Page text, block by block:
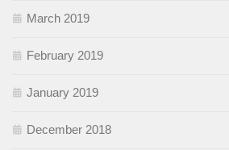
March 2019
February 2019
January 2019
December 2018